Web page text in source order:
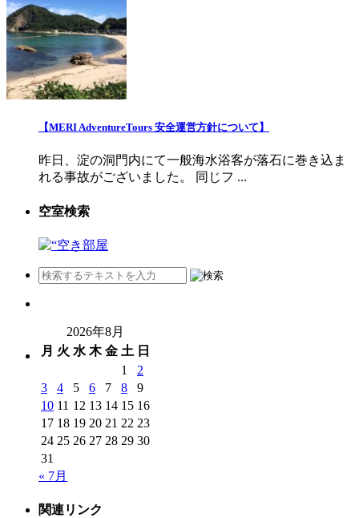
【MERI AdventureTours 安全運営方針について】
昨日、淀の洞門内にて一般海水浴客が落石に巻き込ま
れる事故がございました。 同じフ ...
空室検索
2026年8月
月 火 水 木 金 土 日
1
2
3
4 5 6 7 8
9
10 11 12 13 14 15 16
17 18 19 20 21 22 23
24 25 26 27 28 29 30
31
« 7月
関連リンク